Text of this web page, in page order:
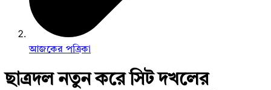
আজকের পত্রিকা
ছাত্রদল নতুন করে সিট দখলের